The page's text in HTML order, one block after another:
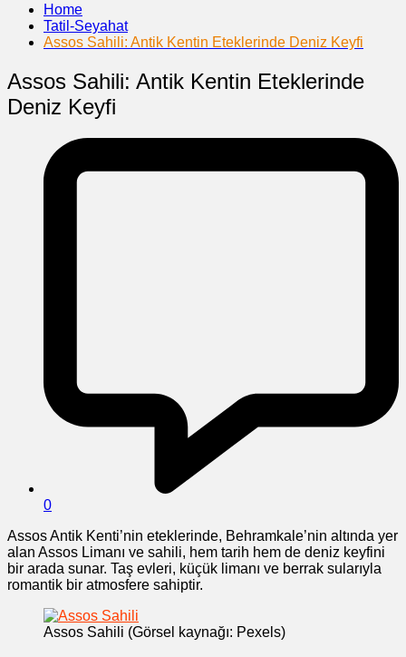
Home
Tatil-Seyahat
Assos Sahili: Antik Kentin Eteklerinde Deniz Keyfi
Assos Sahili: Antik Kentin Eteklerinde
Deniz Keyfi
0
Assos Antik Kenti’nin eteklerinde, Behramkale’nin altında yer
alan Assos Limanı ve sahili, hem tarih hem de deniz keyfini
bir arada sunar. Taş evleri, küçük limanı ve berrak sularıyla
romantik bir atmosfere sahiptir.
Assos Sahili (Görsel kaynağı: Pexels)